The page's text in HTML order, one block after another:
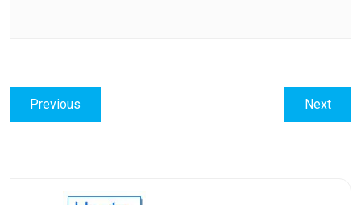
Navegación
de
Previous
post:
NextNext
post: